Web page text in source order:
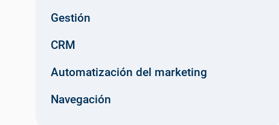
Gestión
CRM
Automatización del marketing
Navegación